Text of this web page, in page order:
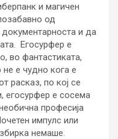
и магичен
од
и да
Егосурфер е
во фантастиката,
е чудно кога е
расказ, по кој се
егосурфер е сосема
професија
импулс или
немаше.